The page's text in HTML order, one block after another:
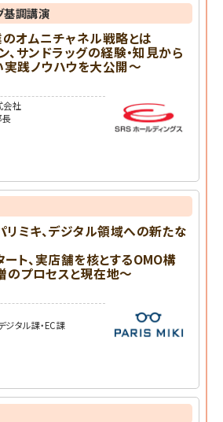
基調講演
オムニチャネル戦略とは
サンドラッグの経験・知見から
践ノウハウを大公開～
会社
長
ミキ、デジタル領域への新たな
ト、実店舗を核とするOMO構
のプロセスと現在地～
タル課・EC課